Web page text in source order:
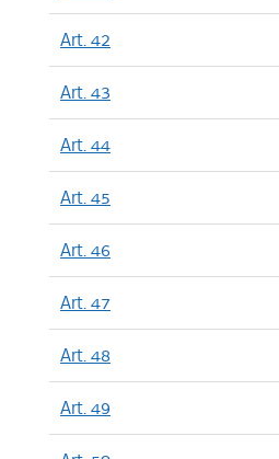
Art. 42
Art. 43
Art. 44
Art. 45
Art. 46
Art. 47
Art. 48
Art. 49